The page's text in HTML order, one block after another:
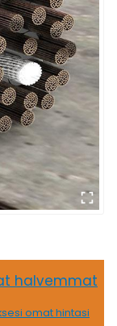
halvemmat
omat hintasi